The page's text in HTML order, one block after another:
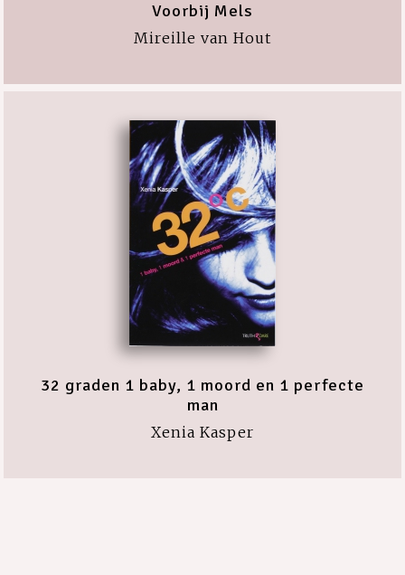
Voorbij Mels
Mireille van Hout
32 graden 1 baby, 1 moord en 1 perfecte
man
Xenia Kasper